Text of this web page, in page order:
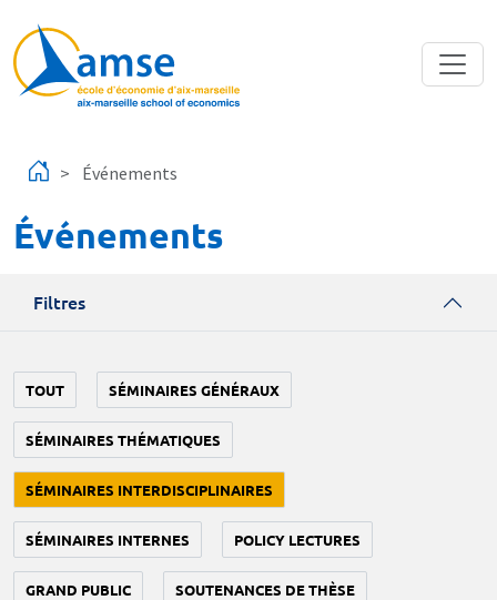
Événements
Événements
Filtres
TOUT SÉMINAIRES GÉNÉRAUX
SÉMINAIRES THÉMATIQUES
SÉMINAIRES INTERDISCIPLINAIRES
SÉMINAIRES INTERNES POLICY LECTURES
GRAND PUBLIC SOUTENANCES DE THÈSE